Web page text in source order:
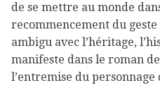
de se mettre au monde
recommencement du
ambigu avec l’héritage,
manifeste dans le roman
l’entremise du personnage